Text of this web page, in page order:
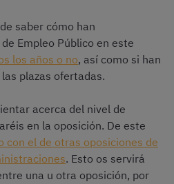
saber cómo han
Empleo Público en este
los años o no, así como si han
plazas ofertadas.
acerca del nivel de
en la oposición. De este
con el de otras oposiciones de
. Esto os servirá
una u otra oposición, por